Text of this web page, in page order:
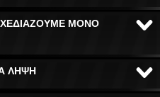
ΜΟΝΟ
ΛΗΨΗ